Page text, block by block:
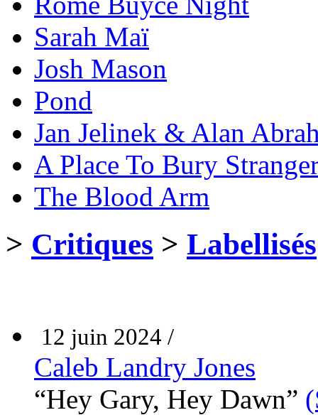
Sarah Maï
Josh Mason
Pond
Jan Jelinek & Alan
A Place To Bury
The Blood Arm
> Critiques > Labellisés
12 juin 2024 /
Caleb Landry Jones
“Hey Gary, Hey Dawn”